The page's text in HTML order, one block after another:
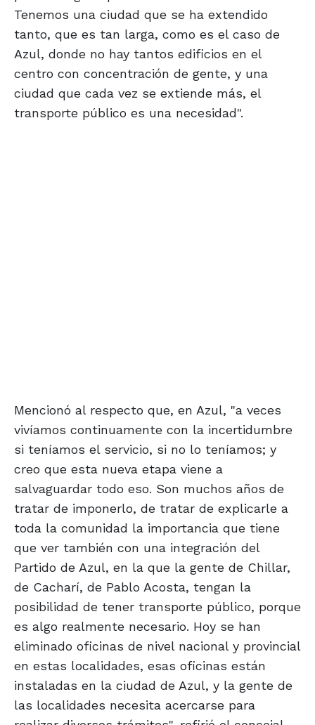
Tenemos una ciudad que se ha extendido
tanto, que es tan larga, como es el caso de
Azul, donde no hay tantos edificios en el
centro con concentración de gente, y una
ciudad que cada vez se extiende más, el
transporte público es una necesidad".
Mencionó al respecto que, en Azul, "a veces
vivíamos continuamente con la incertidumbre
si teníamos el servicio, si no lo teníamos; y
creo que esta nueva etapa viene a
salvaguardar todo eso. Son muchos años de
tratar de imponerlo, de tratar de explicarle a
toda la comunidad la importancia que tiene
que ver también con una integración del
Partido de Azul, en la que la gente de Chillar,
de Cacharí, de Pablo Acosta, tengan la
posibilidad de tener transporte público, porque
es algo realmente necesario. Hoy se han
eliminado oficinas de nivel nacional y provincial
en estas localidades, esas oficinas están
instaladas en la ciudad de Azul, y la gente de
las localidades necesita acercarse para